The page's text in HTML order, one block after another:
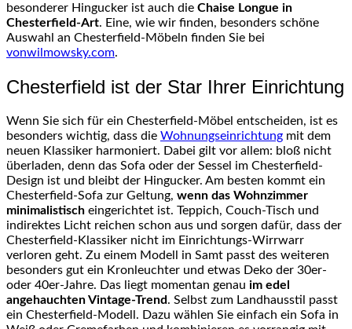
besonderer Hingucker ist auch die Chaise Longue in
Chesterfield-Art. Eine, wie wir finden, besonders schöne
Auswahl an Chesterfield-Möbeln finden Sie bei
vonwilmowsky.com.
Chesterfield ist der Star Ihrer Einrichtung
Wenn Sie sich für ein Chesterfield-Möbel entscheiden, ist es
besonders wichtig, dass die Wohnungseinrichtung mit dem
neuen Klassiker harmoniert. Dabei gilt vor allem: bloß nicht
überladen, denn das Sofa oder der Sessel im Chesterfield-
Design ist und bleibt der Hingucker. Am besten kommt ein
Chesterfield-Sofa zur Geltung, wenn das Wohnzimmer
minimalistisch eingerichtet ist. Teppich, Couch-Tisch und
indirektes Licht reichen schon aus und sorgen dafür, dass der
Chesterfield-Klassiker nicht im Einrichtungs-Wirrwarr
verloren geht. Zu einem Modell in Samt passt des weiteren
besonders gut ein Kronleuchter und etwas Deko der 30er-
oder 40er-Jahre. Das liegt momentan genau im edel
angehauchten Vintage-Trend. Selbst zum Landhausstil passt
ein Chesterfield-Modell. Dazu wählen Sie einfach ein Sofa in